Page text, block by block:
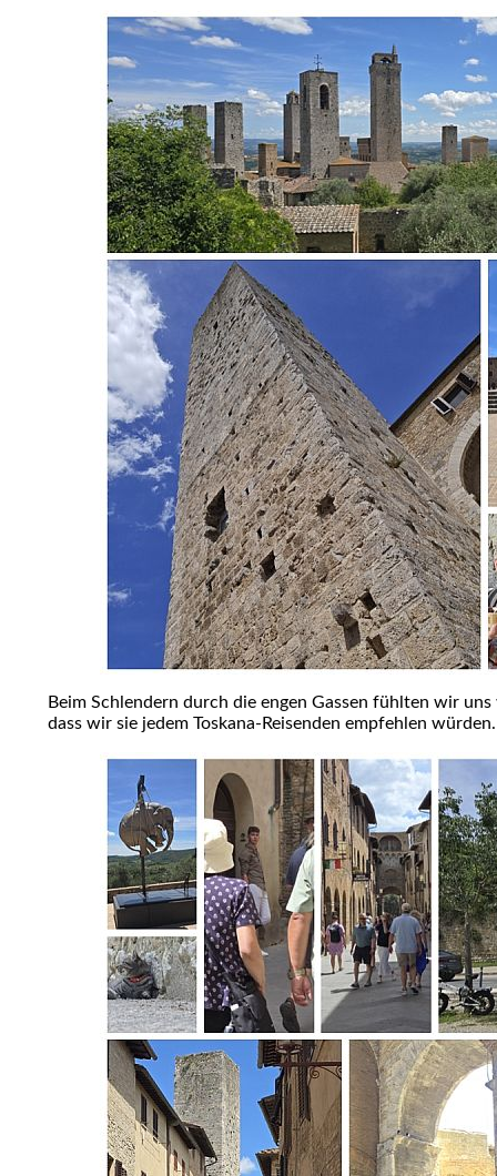
Beim Schlendern durch die engen Gassen fühlten wir
dass wir sie jedem Toskana-Reisenden empfehlen würden.